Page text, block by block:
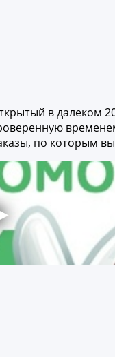
в далеком
по которым